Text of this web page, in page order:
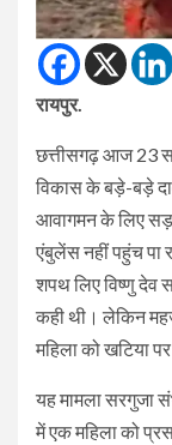
रायपुर.
छत्तीसगढ़ आज 23
विकास के बड़े-बड़े
आवागमन के लिए
एंबुलेंस नहीं पहुंच पा
शपथ लिए विष्णु देव
कही थी। लेकिन
महिला को खटिया
यह मामला सरगुजा
में एक महिला को